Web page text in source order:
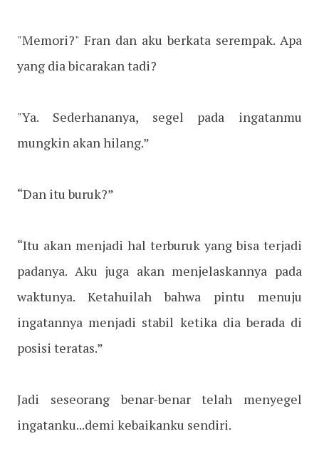
"Memori?" Fran dan aku berkata serempak. Apa
yang dia bicarakan tadi?
"Ya. Sederhananya, segel pada ingatanmu
mungkin akan hilang.”
“Dan itu buruk?”
“Itu akan menjadi hal terburuk yang bisa terjadi
padanya. Aku juga akan menjelaskannya pada
waktunya. Ketahuilah bahwa pintu menuju
ingatannya menjadi stabil ketika dia berada di
posisi teratas.”
Jadi seseorang benar-benar telah menyegel
ingatanku...demi kebaikanku sendiri.